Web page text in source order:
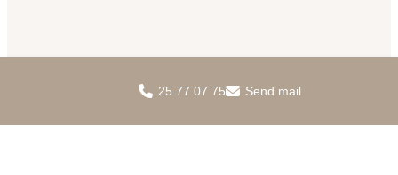
25 77 07 75 Send mail